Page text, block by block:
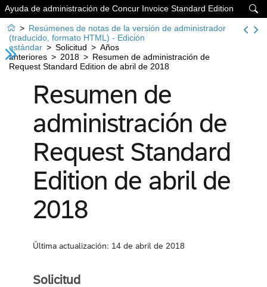

Ayuda de administración de Concur Invoice Standard Edition
 > Resúmenes de notas de la versión de administrador
(traducido, formato HTML) - Edición
estándar > Solicitud > Años
anteriores > 2018 > Resumen de administración de
Request Standard Edition de abril de 2018
Resumen de
administración de
Request Standard
Edition de abril de
2018
Última actualización: 14 de abril de 2018
Solicitud